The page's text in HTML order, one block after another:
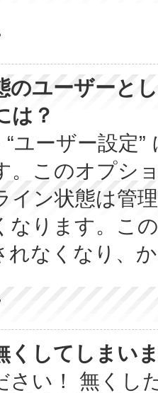
のユーザーと
は？
ユーザー設定
。このオプシ
イン状態は管
なります。こ
れなくなり、
くしてしまい
さい！ 無くし